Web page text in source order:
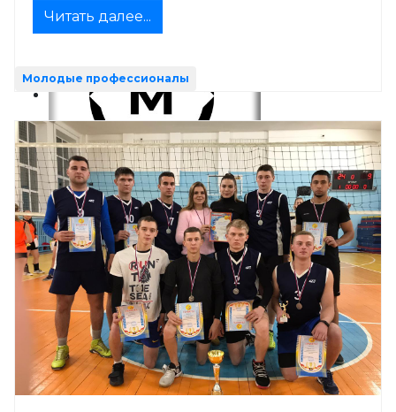
Читать далее...
Молодые профессионалы